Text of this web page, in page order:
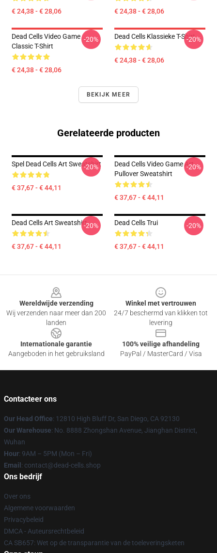
€ 24,38 - € 28,06 € 24,38 - € 28,06
Dead Cells Video Game
Classic T-Shirt
€ 24,38 - € 28,06
-20% Dead Cells Klassieke T-Shirt
€ 24,38 - € 28,06
-20%
BEKIJK MEER
Gerelateerde producten
Spel Dead Cells Art Sweatshirt
€ 37,67 - € 44,11
-20%
Dead Cells Video Game Art
Pullover Sweatshirt
€ 37,67 - € 44,11
-20%
Dead Cells Art Sweatshirt
€ 37,67 - € 44,11
-20% Dead Cells Trui
€ 37,67 - € 44,11
-20%
Wereldwijde verzending
Wij verzenden naar meer dan 200
landen
Winkel met vertrouwen
24/7 beschermd van klikken tot
levering
Internationale garantie
Aangeboden in het gebruiksland
100% veilige afhandeling
PayPal / MasterCard / Visa
Contacteer ons
Our Head Office: 12810 High Bluff Dr, San Diego, CA 92130
Our Warehouse: No. 8888 Zhongshan Avenue, Jianghan District,
Wuhan
Hour: 9AM – 5PM (Mon – Fri)
Email : contact@dead-cells.shop
Ons bedrijf
Over ons
Algemene voorwaarden
Privacybeleid
DMCA - Auteursrechtbeleid
CA SB657: Wet op de transparantie van de toeleveringsketen